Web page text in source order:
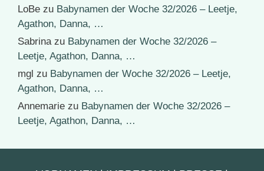
LoBe zu Babynamen der Woche 32/2026 – Leetje,
Agathon, Danna, …
Sabrina zu Babynamen der Woche 32/2026 –
Leetje, Agathon, Danna, …
mgl zu Babynamen der Woche 32/2026 – Leetje,
Agathon, Danna, …
Annemarie zu Babynamen der Woche 32/2026 –
Leetje, Agathon, Danna, …